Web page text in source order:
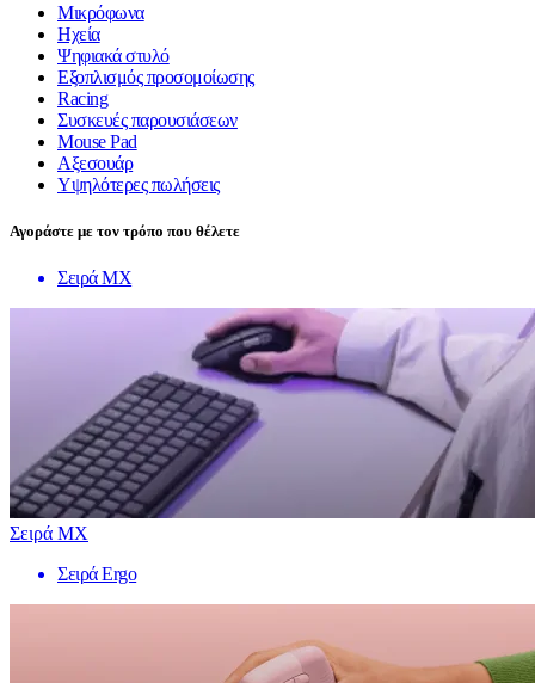
Μικρόφωνα
Ηχεία
Ψηφιακά στυλό
Εξοπλισμός προσομοίωσης
Racing
Συσκευές παρουσιάσεων
Mouse Pad
Αξεσουάρ
Υψηλότερες πωλήσεις
Αγοράστε με τον τρόπο που θέλετε
Σειρά MX
Σειρά MX
Σειρά Ergo